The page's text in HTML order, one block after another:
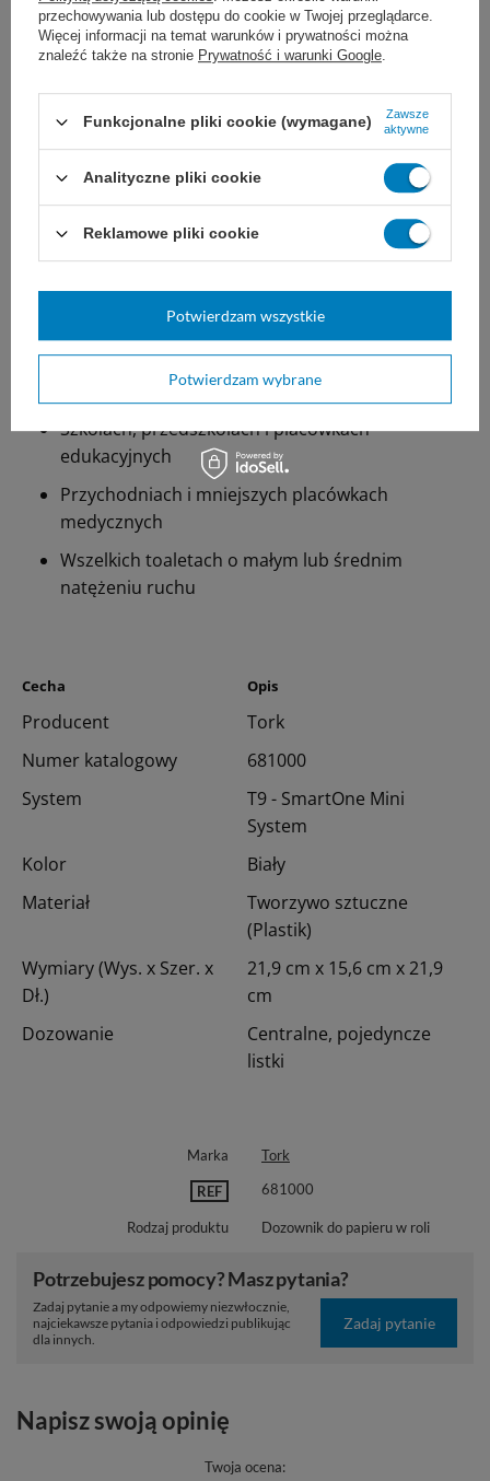
Wytrzymałość i ochrona:Solidna obudowa
chroni rolkę przed zanieczyszczeniami, wilgocią z
zewnątrz oraz ewentualnymi aktami wandalizmu.
Gdzie najlepiej sprawdzi się dozownik Tork
Dzięki swoim kompaktowym wymiarom i dużej
wydajności system T9 jest niezwykle uniwersalny.
Idealnie sprawdzi się w:
Biurach, korporacjach i obiektach
administracyjnych
Hotelach, pensjonatach i restauracjach (branża
Szkołach, przedszkolach i placówkach
edukacyjnych
Przychodniach i mniejszych placówkach
medycznych
Wszelkich toaletach o małym lub średnim
natężeniu ruchu
Cecha Opis
Producent
Tork
Numer katalogowy
681000
System
T9 - SmartOne Mini
System
Kolor
Biały
Materiał
Tworzywo sztuczne
(Plastik)
Wymiary (Wys. x Szer. x
Dł.)
21,9 cm x 15,6 cm x 21,9
cm
Dozowanie
Centralne, pojedyncze
listki
Marka Tork
REF 681000
Rodzaj produktu Dozownik do papieru w roli
Potrzebujesz pomocy? Masz pytania?
Zadaj pytanie a my odpowiemy niezwłocznie,
najciekawsze pytania i odpowiedzi publikując
dla innych.
Zadaj pytanie
Napisz swoją opinię
Twoja ocena:
przechowywania lub dostępu do cookie w Twojej przeglądarce.
Więcej informacji na temat warunków i prywatności można
znaleźć także na stronie Prywatność i warunki Google.
Funkcjonalne pliki cookie (wymagane)
Zawsze
aktywne
Analityczne pliki cookie
Reklamowe pliki cookie
Potwierdzam wybrane
Potwierdzam wszystkie